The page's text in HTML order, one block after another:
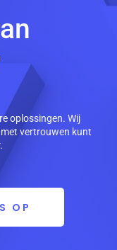
oplossingen. Wij
vertrouwen kunt
OP